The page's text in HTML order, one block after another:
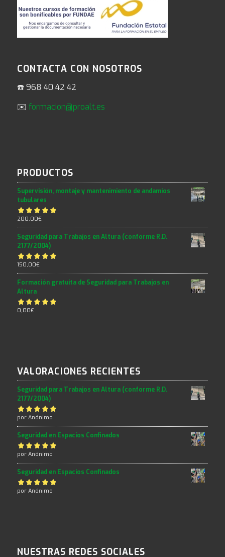
CONTACTA CON NOSOTROS
☎️ 968 40 42 42
✉️ formacion@proalt.es
PRODUCTOS
Supervisión, montaje y mantenimiento de andamios
tubulares
Valorado con
5.00de 5
200,00€
Seguridad para Trabajos en Altura (conforme R.D.
2177/2004)
Valorado con
5.00de 5
150,00€
Formación gratuita de Seguridad para Trabajos en
Altura
Valorado con
0,00€
VALORACIONES RECIENTES
Seguridad para Trabajos en Altura (conforme R.D.
2177/2004)
Valorado con
5de 5
por Anónimo
Seguridad en Espacios Confinados
Valorado con
5de 5
por Anónimo
Seguridad en Espacios Confinados
Valorado con
por Anónimo
NUESTRAS REDES SOCIALES